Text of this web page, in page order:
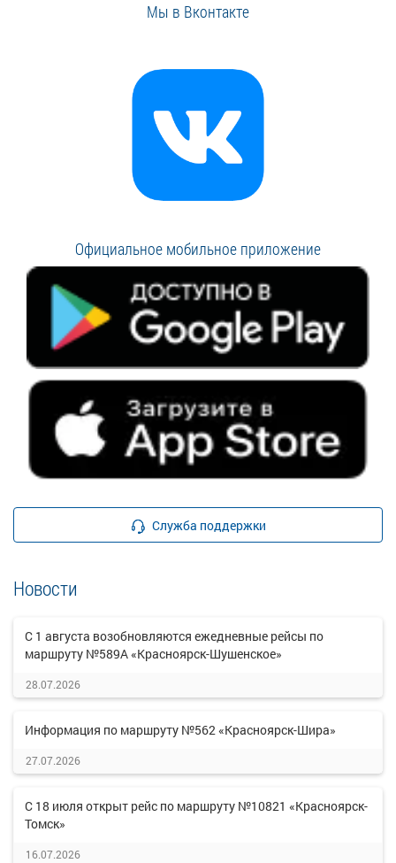
Мы в Вконтакте
Официальное мобильное приложение
Служба поддержки
Новости
С 1 августа возобновляются ежедневные рейсы по
маршруту №589А «Красноярск-Шушенское»
28.07.2026
Информация по маршруту №562 «Красноярск-Шира»
27.07.2026
С 18 июля открыт рейс по маршруту №10821 «Красноярск-
Томск»
16.07.2026